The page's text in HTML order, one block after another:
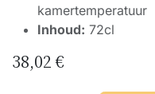
kamertemperatuur
Inhoud: 72cl
38,02€